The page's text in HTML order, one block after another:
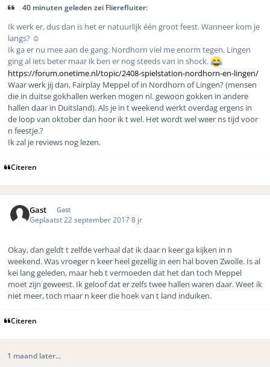
40 minuten geleden zei Flierefluiter:
Ik werk er, dus dan is het er natuurlijk één groot feest. Wanneer kom je
langs? ☺️
Ik ga er nu mee aan de gang. Nordhorn viel me enorm tegen, Lingen
ging al iets beter maar ik ben er nog steeds van in shock.
https://forum.onetime.nl/topic/2408-spielstation-nordhorn-en-lingen/
Waar werk jij dan, Fairplay Meppel of in Nordhorn of Lingen? (mensen
die in duitse gokhallen werken mogen nl. gewoon gokken in andere
hallen daar in Duitsland). Als je in t weekend werkt overdag ergens in
de loop van oktober dan hoor ik t wel. Het wordt wel weer ns tijd voor
n feestje.?
Ik zal je reviews nog lezen.
Citeren
Gast Gast
Geplaatst 22 september 20178 jr
Okay, dan geldt t zelfde verhaal dat ik daar n keer ga kijken in n
weekend. Was vroeger n keer heel gezellig in een hal boven Zwolle. Is al
kei lang geleden, maar heb t vermoeden dat het dan toch Meppel
moet zijn geweest. Ik geloof dat er zelfs twee hallen waren daar. Weet ik
niet meer, toch maar n keer die hoek van t land induiken.
Citeren
1 maand later...